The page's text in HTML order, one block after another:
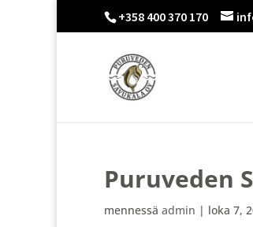
+358 400 370 170
Puruveden
mennessä admin | loka 7,